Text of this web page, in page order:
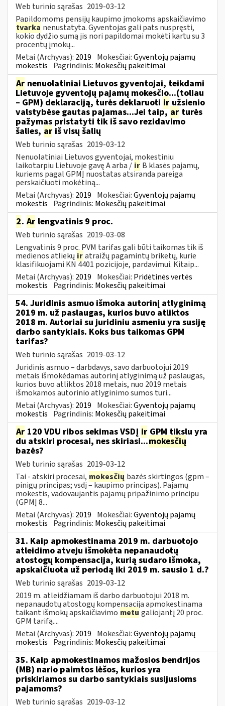
Web turinio sąrašas 2019-03-12
Papildomoms pensijų kaupimo įmokoms apskaičiavimo
tvarka nenustatyta. Gyventojas gali pats nuspręsti,
kokio dydžio sumą jis nori papildomai mokėti kartu su 3
procentų įmokų...
Metai (Archyvas): 2019 Mokesčiai:Gyventojų pajamų
mokestis Pagrindinis: Mokesčių pakeitimai
Ar nenuolatiniai Lietuvos gyventojai, teikdami
Lietuvoje gyventojų pajamų mokesčio...(toliau
– GPM) deklaraciją, turės deklaruoti ir užsienio
valstybėse gautas pajamas...Jei taip,ar turės
pažymas pristatyti tik iš savo rezidavimo
šalies, ar iš visų šalių
Web turinio sąrašas 2019-03-12
Nenuolatiniai Lietuvos gyventojai, mokestiniu
laikotarpiu Lietuvoje gavę A arba / ir B klasės pajamų,
kuriems pagal GPMĮ nuostatas atsiranda pareiga
perskaičiuoti mokėtiną...
Metai (Archyvas): 2019 Mokesčiai:Gyventojų pajamų
mokestis Pagrindinis: Mokesčių pakeitimai
2. Ar lengvatinis 9 proc.
Web turinio sąrašas 2019-03-08
Lengvatinis 9 proc. PVM tarifas gali būti taikomas tik iš
medienos atliekų iratraižų pagamintų briketų, kurie
klasifikuojami KN 4401 pozicijoje, pardavimui. Kitaip...
Metai (Archyvas): 2019 Mokesčiai: Pridėtinės vertės
mokestis Pagrindinis: Mokesčių pakeitimai
54. Juridinis asmuo išmoka autorinį atlyginimą
2019 m. už paslaugas, kurios buvo atliktos
2018 m. Autoriai su juridiniu asmeniu yra susiję
darbo santykiais. Koks bus taikomas GPM
tarifas?
Web turinio sąrašas 2019-03-12
Juridinis asmuo – darbdavys, savo darbuotojui 2019
metais išmokėdamas autorinį atlyginimą už paslaugas,
kurios buvo atliktos 2018 metais, nuo 2019 metais
išmokamos autorinio atlyginimo sumos turi...
Metai (Archyvas): 2019 Mokesčiai:Gyventojų pajamų
mokestis Pagrindinis: Mokesčių pakeitimai
Ar 120 VDU ribos sekimas VSDĮ ir GPM tikslu yra
du atskiri procesai, nes skiriasi...mokesčių
bazės?
Web turinio sąrašas 2019-03-12
Tai - atskiri procesai, mokesčių bazės skirtingos (gpm –
pinigų principas; vsdį – kaupimo principas). Pajamų
mokestis, vadovaujantis pajamų pripažinimo principu
(GPMĮ 8...
Metai (Archyvas): 2019 Mokesčiai:Gyventojų pajamų
mokestis Pagrindinis: Mokesčių pakeitimai
31. Kaip apmokestinama 2019 m. darbuotojo
atleidimo atveju išmokėta nepanaudotų
atostogų kompensacija, kurią sudaro išmoka,
apskaičiuota už periodą iki 2019 m. sausio 1 d.?
Web turinio sąrašas 2019-03-12
2019 m. atleidžiamam iš darbo darbuotojui 2018 m.
nepanaudotų atostogų kompensacija apmokestinama
taikant išmokų apskaičiavimo metu galiojantį 20 proc.
GPM tarifą....
Metai (Archyvas): 2019 Mokesčiai:Gyventojų pajamų
mokestis Pagrindinis: Mokesčių pakeitimai
35. Kaip apmokestinamos mažosios bendrijos
(MB) nario paimtos lėšos, kurios yra
priskiriamos su darbo santykiais susijusioms
pajamoms?
Web turinio sąrašas 2019-03-12